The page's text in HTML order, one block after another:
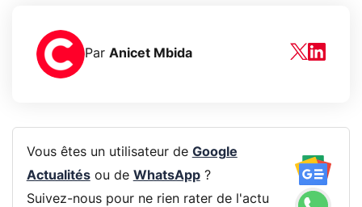
Par Anicet Mbida
Vous êtes un utilisateur de Google
Actualitésou de WhatsApp?
Suivez-nous pour ne rien rater de l'actu